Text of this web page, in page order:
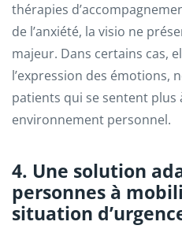
thérapies
de l’anxiété, la visio ne
majeur. Dans certains cas,
l’expression des émotions,
patients qui se sentent plus
environnement personnel.
4. Une solution
personnes à
situation